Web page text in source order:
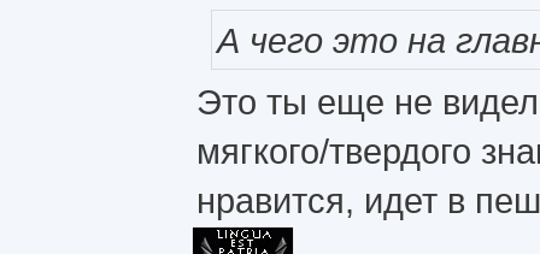
А чего это на
Это ты еще не
мягкого/твердого
нравится, идет в